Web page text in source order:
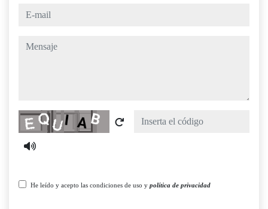
e-mail
mensaje
Captcha
He leído y acepto las condiciones de uso y política de privacidad